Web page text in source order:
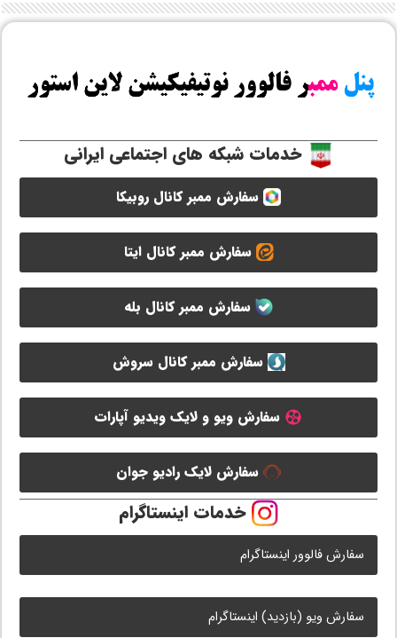
خدمات شبکه های اجتماعی ایرانی
سفارش ممبر کانال روبیکا
سفارش ممبر کانال ایتا
سفارش ممبر کانال بله
سفارش ممبر کانال سروش
سفارش ویو و لایک ویدیو آپارات
سفارش لایک رادیو جوان
خدمات اینستاگرام
سفارش فالوور اینستاگرام
سفارش ویو (بازدید) اینستاگرام